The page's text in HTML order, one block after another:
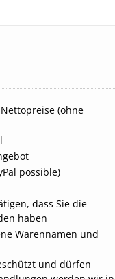
(ohne
possible)
dass Sie die
haben
Warennamen und
und dürfen